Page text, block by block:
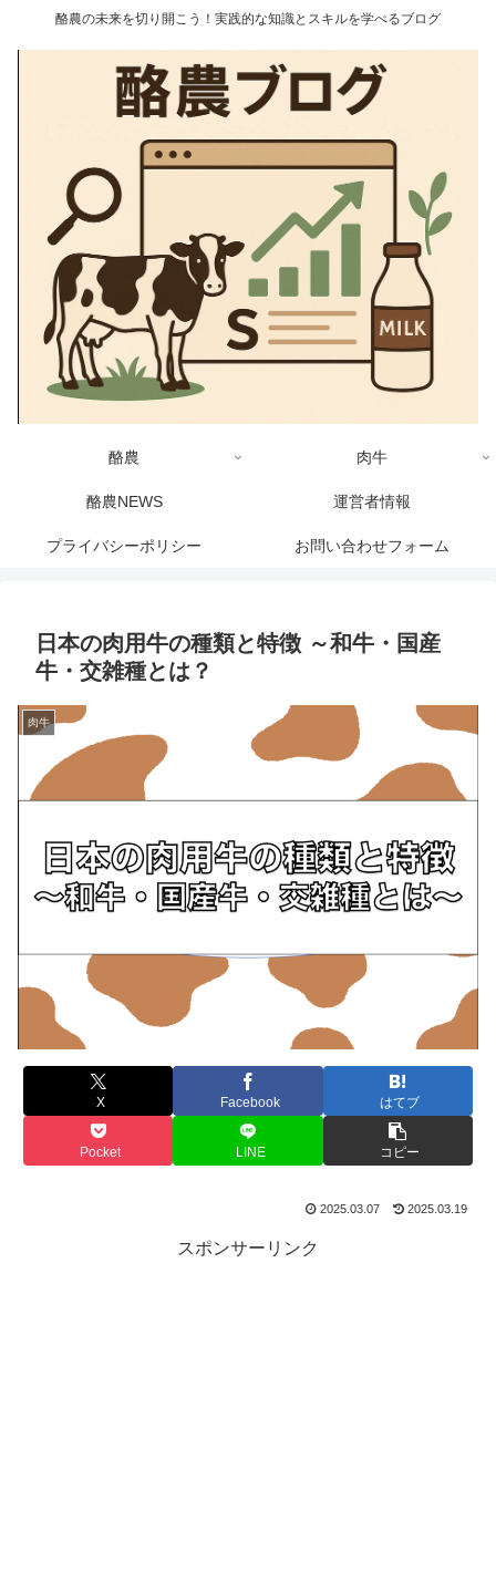
酪農の未来を切り開こう！実践的な知識とスキルを学べるブログ
酪農 肉牛
酪農NEWS 運営者情報
プライバシーポリシー お問い合わせフォーム
日本の肉用牛の種類と特徴 ～和牛・国産
牛・交雑種とは？
肉牛
X Facebook はてブ
Pocket LINE コピー
2025.03.07 2025.03.19
スポンサーリンク